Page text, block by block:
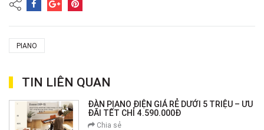
PIANO
TIN LIÊN QUAN
ĐÀN PIANO ĐIỆN GIÁ RẺ DƯỚI 5 TRIỆU – ƯU
ĐÃI TẾT CHỈ 4.590.000Đ
Chia sẻ